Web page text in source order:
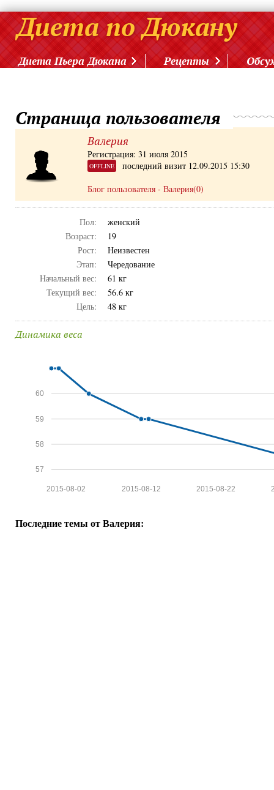
Диета Пьера Дюкана Рецепты
Страница пользователя
Валерия
Регистрация: 31 июля 2015
OFFLINE
последний визит 12.09.2015 15:30
Блог пользователя - Валерия(0)
Пол:
женский
Возраст:
19
Рост:
Неизвестен
Этап:
Чередование
Начальный вес:
61 кг
Текущий вес:
56.6 кг
Цель:
48 кг
Динамика веса
57
58
59
60
2015-08-22
2015-08-12
2015-08-02
Последние темы от Валерия: